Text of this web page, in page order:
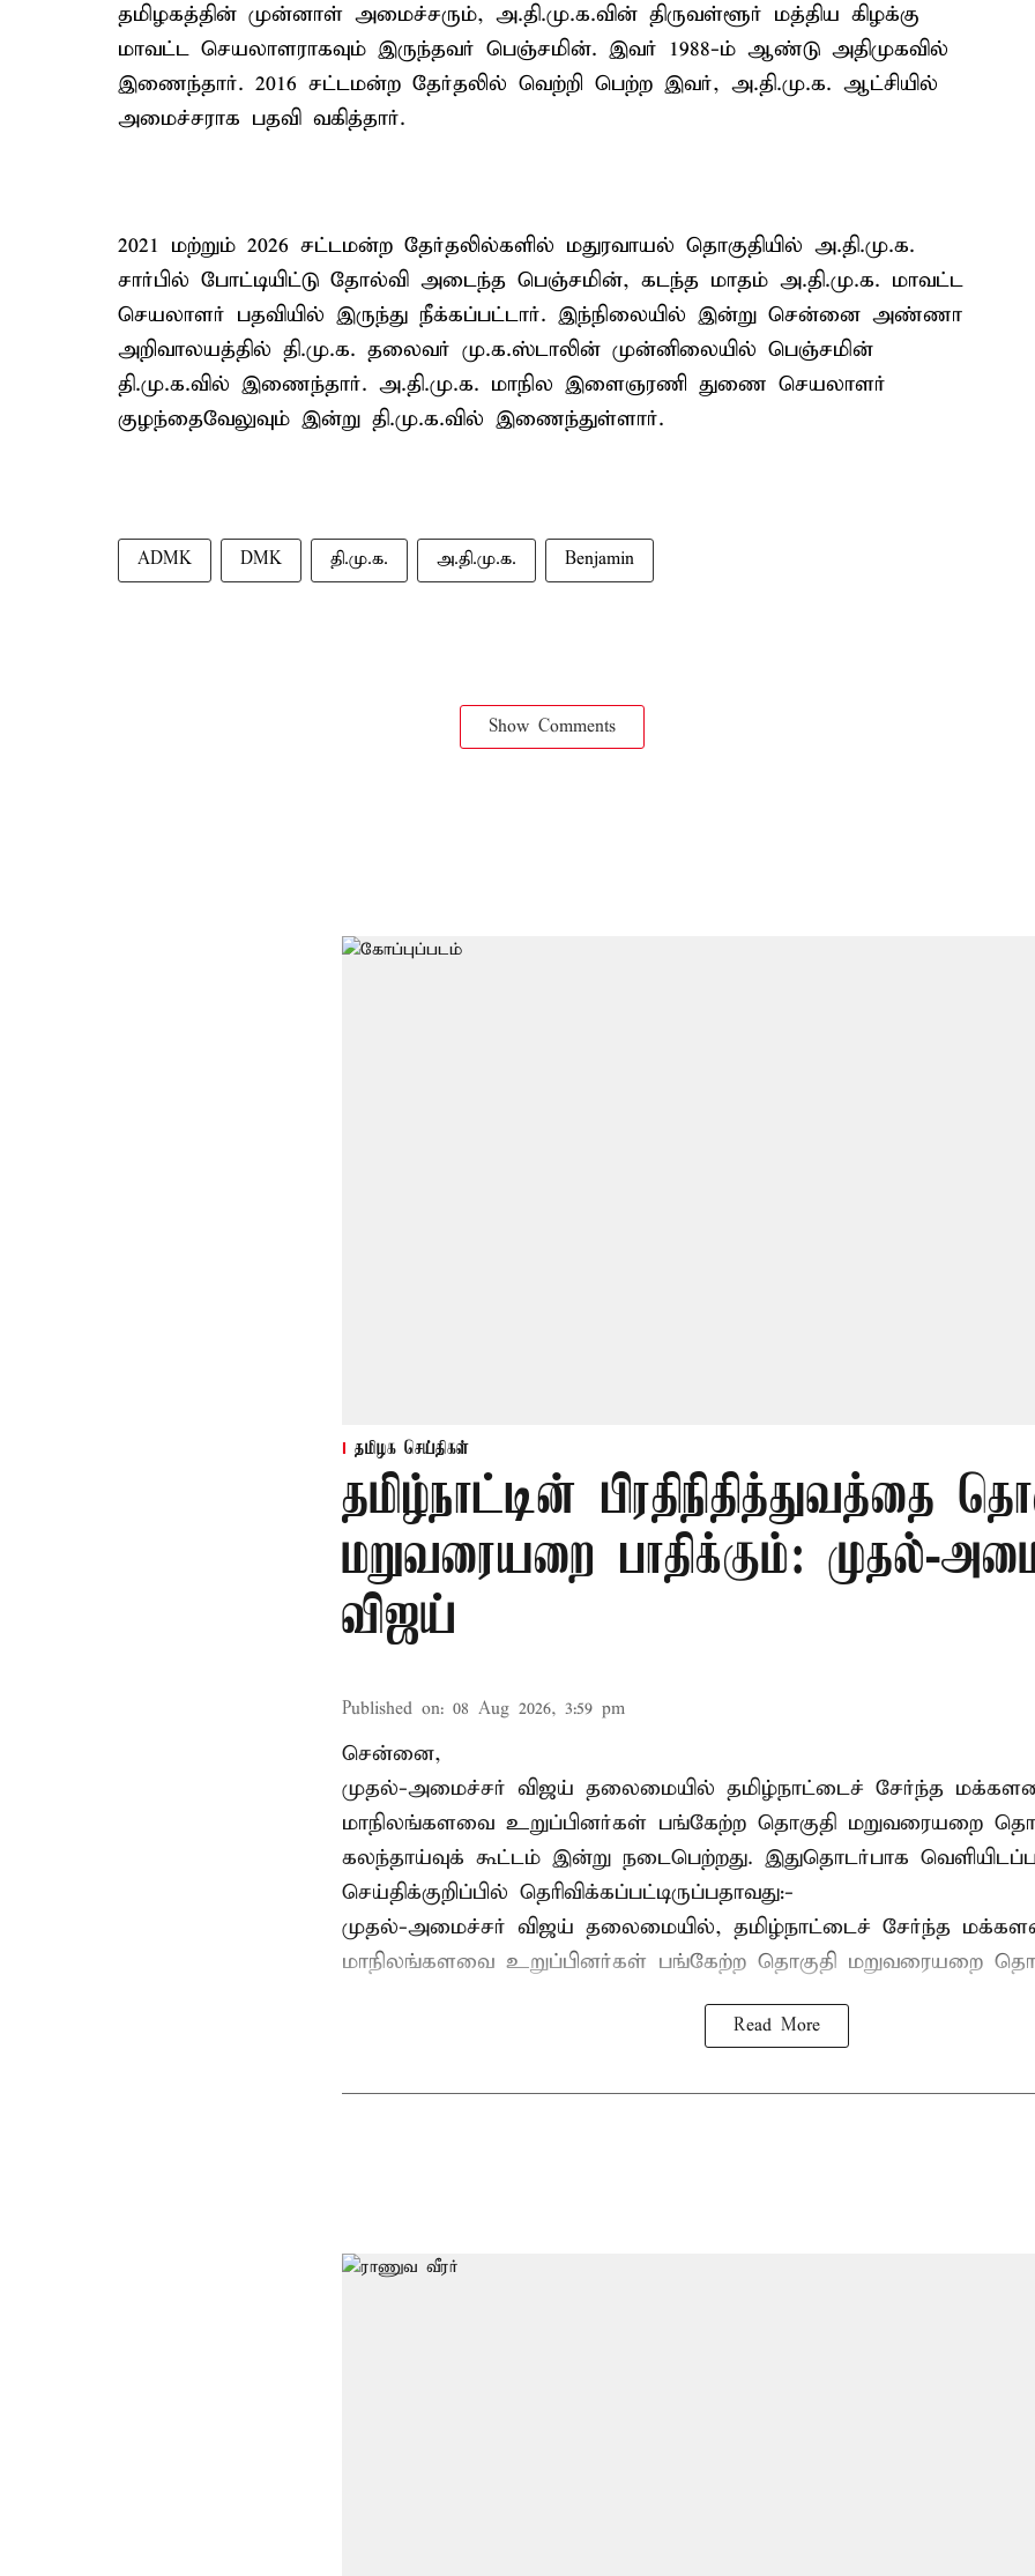
தமிழகத்தின் முன்னாள் அமைச்சரும், அ.தி.மு.க.வின் திருவள்ளூர் மத்திய கிழக்கு
மாவட்ட செயலாளராகவும் இருந்தவர் பெஞ்சமின். இவர் 1988-ம் ஆண்டு அதிமுகவில்
இணைந்தார். 2016 சட்டமன்ற தேர்தலில் வெற்றி பெற்ற இவர், அ.தி.மு.க. ஆட்சியில்
அமைச்சராக பதவி வகித்தார்.
2021 மற்றும் 2026 சட்டமன்ற தேர்தலில்களில் மதுரவாயல் தொகுதியில் அ.தி.மு.க.
சார்பில் போட்டியிட்டு தோல்வி அடைந்த பெஞ்சமின், கடந்த மாதம் அ.தி.மு.க. மாவட்ட
செயலாளர் பதவியில் இருந்து நீக்கப்பட்டார். இந்நிலையில் இன்று சென்னை அண்ணா
அறிவாலயத்தில் தி.மு.க. தலைவர் மு.க.ஸ்டாலின் முன்னிலையில் பெஞ்சமின்
தி.மு.க.வில் இணைந்தார். அ.தி.மு.க. மாநில இளைஞரணி துணை செயலாளர்
குழந்தைவேலுவும் இன்று தி.மு.க.வில் இணைந்துள்ளார்.
ADMK DMK தி.மு.க. அ.தி.மு.க. Benjamin
Show Comments
தமிழக செய்திகள்
தமிழ்நாட்டின் பிரதிநிதித்துவத்தை
மறுவரையறை பாதிக்கும்: முதல்-
விஜய்
Published on: 08 Aug 2026, 3:59 pm
சென்னை,
முதல்-அமைச்சர் விஜய் தலைமையில் தமிழ்நாட்டைச் சேர்ந்த
மாநிலங்களவை உறுப்பினர்கள் பங்கேற்ற தொகுதி மறுவரையறை
கலந்தாய்வுக் கூட்டம் இன்று நடைபெற்றது. இதுதொடர்பாக
செய்திக்குறிப்பில் தெரிவிக்கப்பட்டிருப்பதாவது:-
முதல்-அமைச்சர் விஜய் தலைமையில், தமிழ்நாட்டைச் சேர்ந்த
மாநிலங்களவை உறுப்பினர்கள் பங்கேற்ற தொகுதி மறுவரையறை
Read More